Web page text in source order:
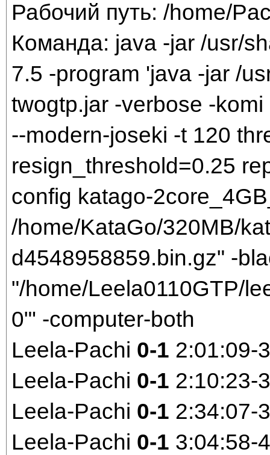
Рабочий путь: /home/
Команда: java -jar /usr/
7.5 -program 'java -jar /
twogtp.jar -verbose -
--modern-joseki -t 120
resign_threshold=0.25
config katago-
/home/KataGo/320MB/
d4548958859.bin.gz" -
"/home/Leela0110GTP/
0"' -computer-both
Leela-Pachi 0-1 2:01:09-
Leela-Pachi 0-1 2:10:23-
Leela-Pachi 0-1 2:34:07-
Leela-Pachi 0-1 3:04:58-